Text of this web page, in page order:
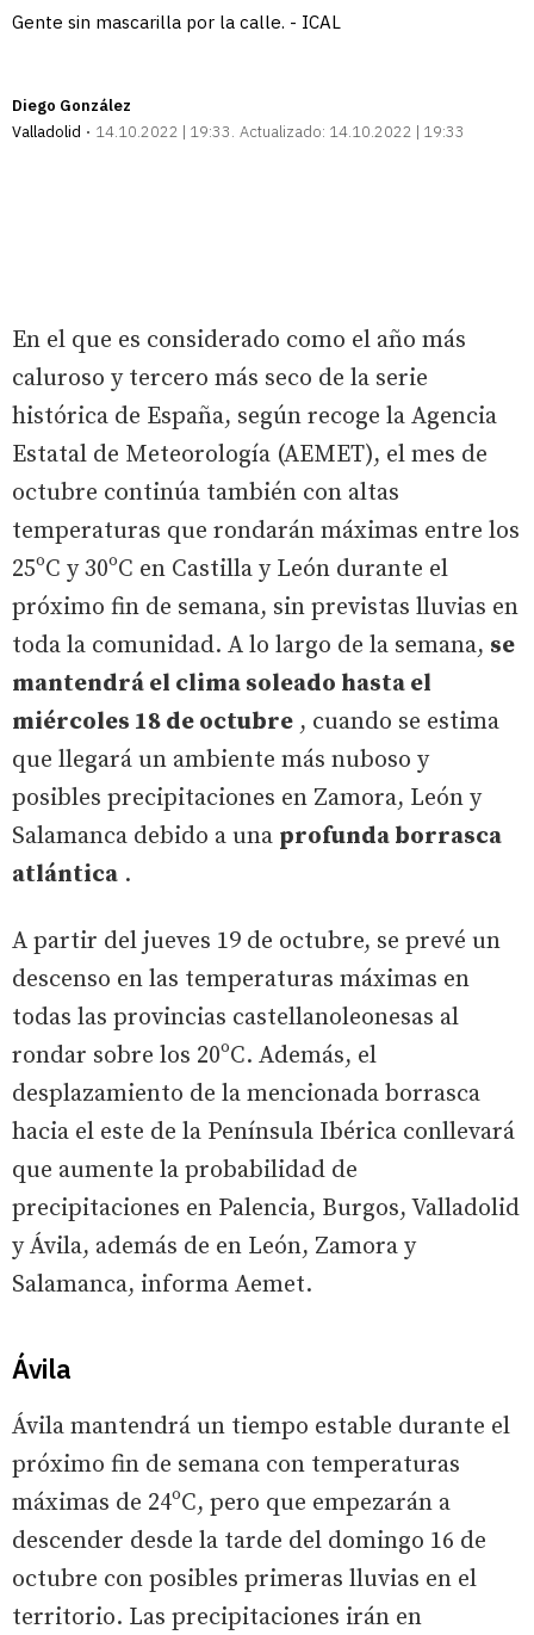
Gente sin mascarilla por la calle. - ICAL
Diego González
Valladolid
14.10.2022 | 19:33 Actualizado: 14.10.2022 | 19:33
En el que es considerado como el año más
caluroso y tercero más seco de la serie
histórica de España, según recoge la Agencia
Estatal de Meteorología (AEMET), el mes de
octubre continúa también con altas
temperaturas que rondarán máximas entre los
25ºC y 30ºC en Castilla y León durante el
próximo fin de semana, sin previstas lluvias en
toda la comunidad. A lo largo de la semana, se
mantendrá el clima soleado hasta el
miércoles 18 de octubre , cuando se estima
que llegará un ambiente más nuboso y
posibles precipitaciones en Zamora, León y
Salamanca debido a una profunda borrasca
atlántica .
A partir del jueves 19 de octubre, se prevé un
descenso en las temperaturas máximas en
todas las provincias castellanoleonesas al
rondar sobre los 20ºC. Además, el
desplazamiento de la mencionada borrasca
hacia el este de la Península Ibérica conllevará
que aumente la probabilidad de
precipitaciones en Palencia, Burgos, Valladolid
y Ávila, además de en León, Zamora y
Salamanca, informa Aemet.
Ávila
Ávila mantendrá un tiempo estable durante el
próximo fin de semana con temperaturas
máximas de 24ºC, pero que empezarán a
descender desde la tarde del domingo 16 de
octubre con posibles primeras lluvias en el
territorio. Las precipitaciones irán en